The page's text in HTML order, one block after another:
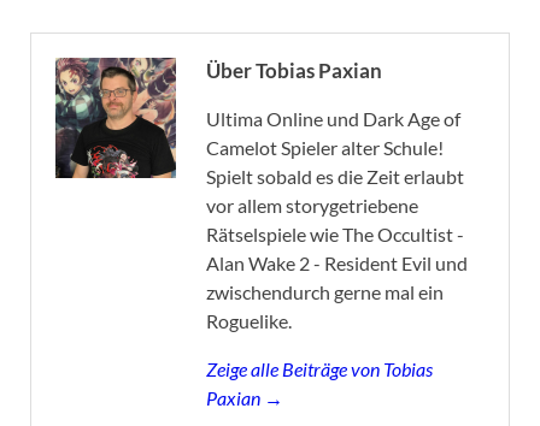
Über Tobias Paxian
Ultima Online und Dark Age of
Camelot Spieler alter Schule!
Spielt sobald es die Zeit erlaubt
vor allem storygetriebene
Rätselspiele wie The Occultist -
Alan Wake 2 - Resident Evil und
zwischendurch gerne mal ein
Roguelike.
Zeige alle Beiträge von Tobias
Paxian →